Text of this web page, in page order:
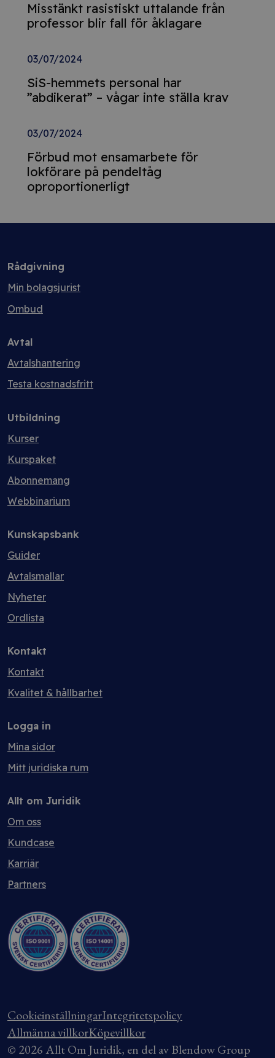
Misstänkt rasistiskt uttalande från
professor blir fall för åklagare
03/07/2024
SiS-hemmets personal har
”abdikerat” – vågar inte ställa krav
03/07/2024
Förbud mot ensamarbete för
lokförare på pendeltåg
oproportionerligt
Rådgivning
Min bolagsjurist
Ombud
Avtal
Avtalshantering
Testa kostnadsfritt
Utbildning
Kurser
Kurspaket
Abonnemang
Webbinarium
Kunskapsbank
Guider
Avtalsmallar
Nyheter
Ordlista
Kontakt
Kontakt
Kvalitet & hållbarhet
Logga in
Mina sidor
Mitt juridiska rum
Allt om Juridik
Om oss
Kundcase
Karriär
Partners
CookieinställningarIntegritetspolicy
Allmänna villkorKöpevillkor
© 2026 Allt Om Juridik, en del av Blendow Group